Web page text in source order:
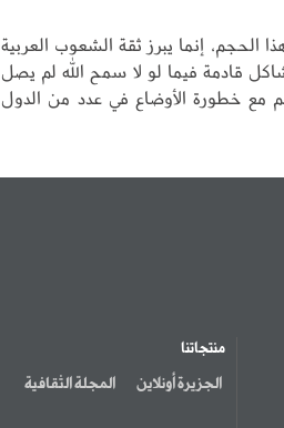
الحجم، إنما يبرز ثقة الشعوب العربية
قادمة فيما لو لا سمح الله لم يصل
مع خطورة الأوضاع في عدد من الدول
منتجاتنا
الجزيرة أونلاين المجلة الثقافية